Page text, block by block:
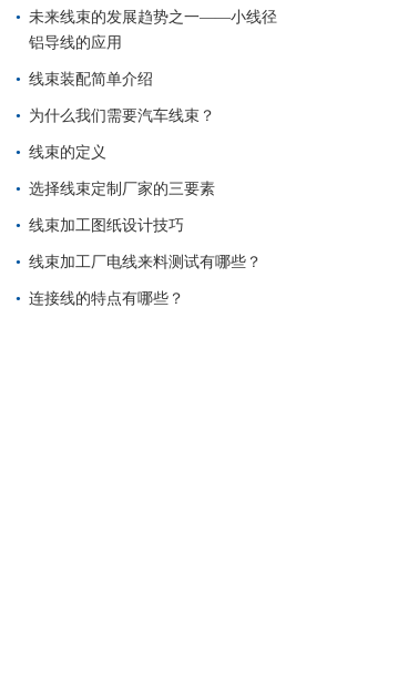
未来线束的发展趋势之一——小线径
铝导线的应用
线束装配简单介绍
为什么我们需要汽车线束？
线束的定义
选择线束定制厂家的三要素
线束加工图纸设计技巧
线束加工厂电线来料测试有哪些？
连接线的特点有哪些？